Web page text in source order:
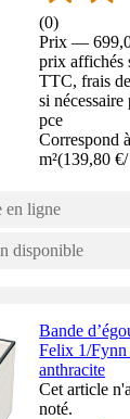
(0)
Prix —
prix affichés
TTC, frais
si nécessaire
pce
Correspond
m²(139,80 €/
en ligne
disponible
Bande
Felix 1/
anthracite
Cet article
noté.